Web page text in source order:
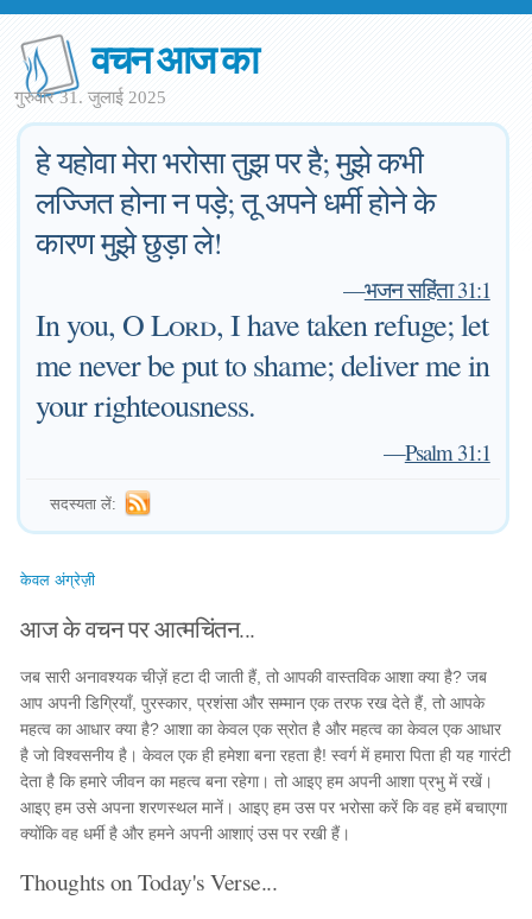
वचन आज का
गुरुवार 31. जुलाई 2025
हे यहोवा मेरा भरोसा तुझ पर है; मुझे कभी
लज्जित होना न पड़े; तू अपने धर्मी होने के
कारण मुझे छुड़ा ले!
—भजन सहिंता 31:1
In you, OLord, I have taken refuge; let
me never be put to shame; deliver me in
your righteousness.
—Psalm 31:1
सदस्यता लें:
केवल अंग्रेज़ी
आज के वचन पर आत्मचिंतन...
जब सारी अनावश्यक चीज़ें हटा दी जाती हैं, तो आपकी वास्तविक आशा क्या है? जब
आप अपनी डिग्रियाँ, पुरस्कार, प्रशंसा और सम्मान एक तरफ रख देते हैं, तो आपके
महत्व का आधार क्या है? आशा का केवल एक स्रोत है और महत्व का केवल एक आधार
है जो विश्वसनीय है। केवल एक ही हमेशा बना रहता है! स्वर्ग में हमारा पिता ही यह गारंटी
देता है कि हमारे जीवन का महत्व बना रहेगा। तो आइए हम अपनी आशा प्रभु में रखें।
आइए हम उसे अपना शरणस्थल मानें। आइए हम उस पर भरोसा करें कि वह हमें बचाएगा
क्योंकि वह धर्मी है और हमने अपनी आशाएं उस पर रखी हैं।
Thoughts on Today's Verse...